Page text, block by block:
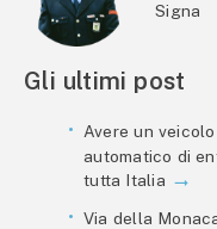
Signa
Gli ultimi post
Avere un
automatico di
tutta Italia
Via della